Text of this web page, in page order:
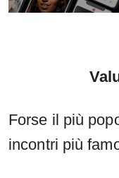
Forse il più
incontri più